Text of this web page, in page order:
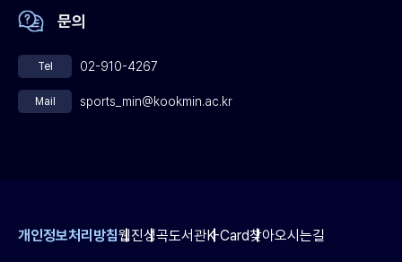
개인정보처리방침웹진성곡도서관K-Card찾아오시는길
문의
Tel 02-910-4267
Mail sports_min@kookmin.ac.kr